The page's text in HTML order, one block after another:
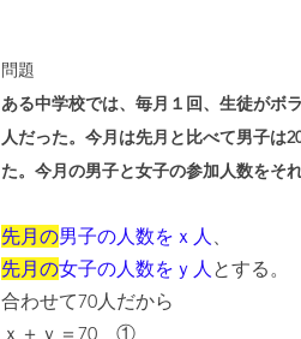
問題
ある中学校では、毎月１回、生徒がボ
人だった。今月は先月と比べて男子は
た。今月の男子と女子の参加人数をそ
先月の男子の人数をｘ人
先月の女子の人数をｙ人 とする。
合わせて70人だから
ｘ＋ｙ＝70　①